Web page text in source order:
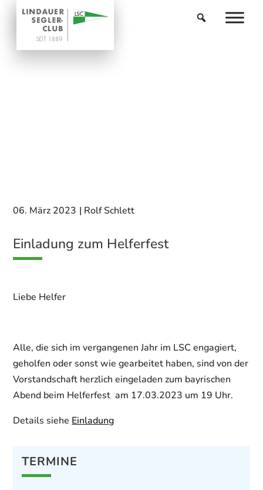
06. März 2023 | Rolf Schlett
Einladung zum Helferfest
Liebe Helfer
Alle, die sich im vergangenen Jahr im LSC engagiert,
geholfen oder sonst wie gearbeitet haben, sind von der
Vorstandschaft herzlich eingeladen zum bayrischen
Abend beim Helferfest am 17.03.2023 um 19 Uhr.
Details siehe Einladung
TERMINE